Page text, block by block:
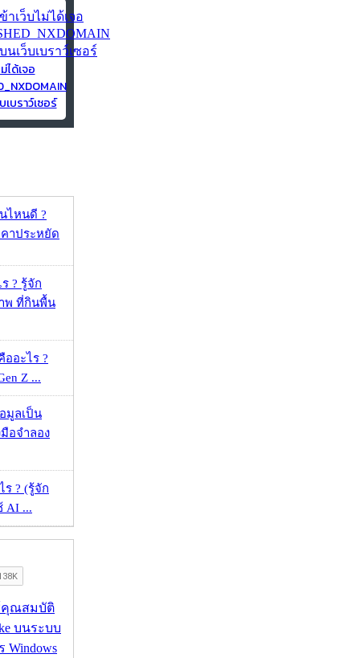
ได้เจอ
บราว์เซอร์
ไหนดี ?
าประหยัด
? รู้จัก
พ ที่กินพื้น
ออะไร ?
Z ...
มูลเป็น
อจำลอง
ร ? (รู้จัก
AI ...
คุณสมบัติ
บนระบบ
Windows